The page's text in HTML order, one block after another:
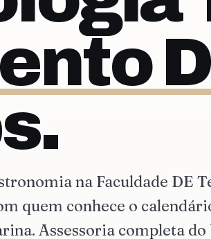
na Faculdade DE
quem conhece o
Assessoria completa